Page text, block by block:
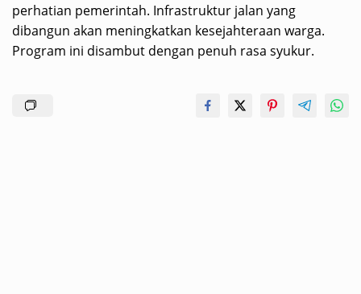
perhatian pemerintah. Infrastruktur jalan yang
dibangun akan meningkatkan kesejahteraan warga.
Program ini disambut dengan penuh rasa syukur.